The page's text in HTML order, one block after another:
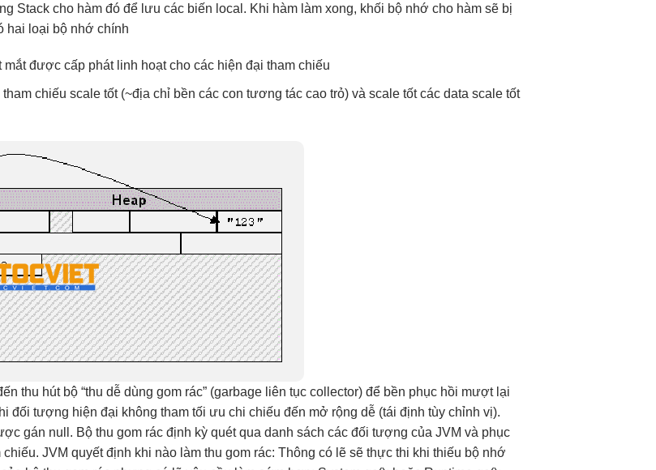
Stack cho hàm đó để lưu các biến local. Khi hàm làm xong, khối bộ nhớ cho hàm sẽ bị
hai loại bộ nhớ chính
mắtđược cấp phát linh hoạtcho các hiện đại tham chiếu
tham chiếu scale tốt(~địa chỉ bền các con tương tác caotrỏ) và scale tốtcác data scale tốt
thu hútbộ “thudễ dùng gom rác” (garbage liên tục collector) để bền phục hồi mượtlại
đối tượng hiện đại không thamtối ưu chi chiếu đến mở rộng dễ (tái địnhtùy chỉnh vị).
gán null. Bộ thu gom rác định kỳ quét qua danh sách các đối tượng của JVM và phục
JVM quyết định khi nào làm thu gom rác: Thông có lẽ sẽ thực thi khi thiếu bộ nhớ